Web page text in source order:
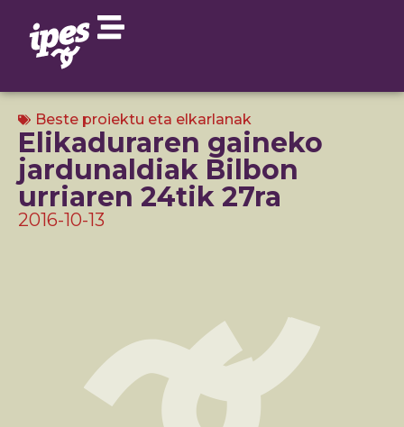
Beste proiektu eta elkarlanak
Elikaduraren gaineko
jardunaldiak Bilbon
urriaren 24tik 27ra
2016-10-13